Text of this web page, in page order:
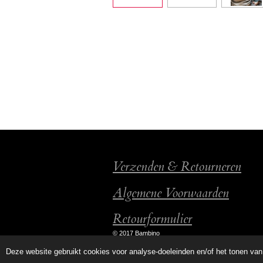
Deze website gebruikt cookies voor analyse-doeleinden en/of het tonen
Verzenden & Retourneren
Algemene Voorwaarden
Retourformulier
© 2017 Bambino